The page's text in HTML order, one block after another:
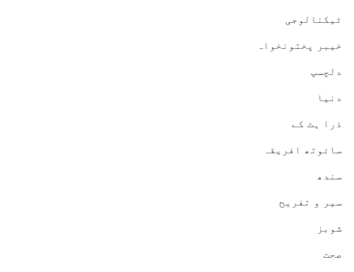
ٹیکنالوجی
خیبر پختونخواہ
دلچسپ
دنیا
ذرا ہٹ کے
سائوتھ افریقہ
سندھ
سیر و تفریح
شوبز
صحت